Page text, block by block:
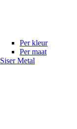
Per kleur
Per maat
Siser Metal